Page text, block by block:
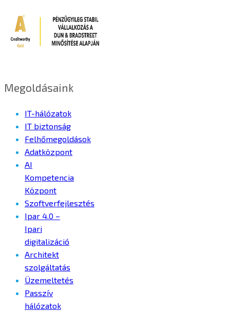
Megoldásaink
IT-hálózatok
IT biztonság
Felhőmegoldások
Adatközpont
AI
Kompetencia
Központ
Szoftverfejlesztés
Ipar 4.0 –
Ipari
digitalizáció
Architekt
szolgáltatás
Üzemeltetés
Passzív
hálózatok